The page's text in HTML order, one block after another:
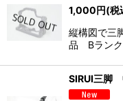
1,000円(税
縦構図で三
品 Bランク
SIRUI三脚